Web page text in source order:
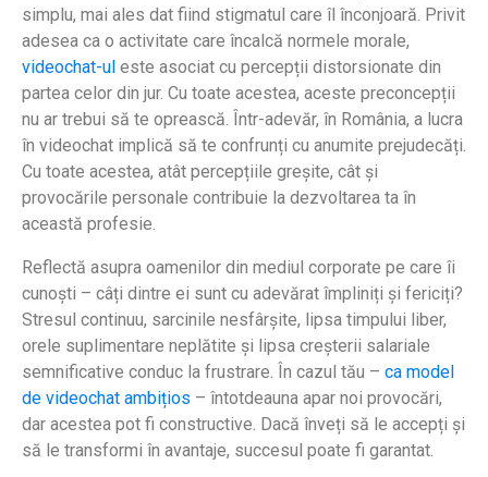
simplu, mai ales dat fiind stigmatul care îl înconjoară. Privit
adesea ca o activitate care încalcă normele morale,
videochat-ul este asociat cu percepții distorsionate din
partea celor din jur. Cu toate acestea, aceste preconcepții
nu ar trebui să te oprească. Într-adevăr, în România, a lucra
în videochat implică să te confrunți cu anumite prejudecăți.
Cu toate acestea, atât percepțiile greșite, cât și
provocările personale contribuie la dezvoltarea ta în
această profesie.
Reflectă asupra oamenilor din mediul corporate pe care îi
cunoști – câți dintre ei sunt cu adevărat împliniți și fericiți?
Stresul continuu, sarcinile nesfârșite, lipsa timpului liber,
orele suplimentare neplătite și lipsa creșterii salariale
semnificative conduc la frustrare. În cazul tău – ca model
de videochat ambițios – întotdeauna apar noi provocări,
dar acestea pot fi constructive. Dacă înveți să le accepți și
să le transformi în avantaje, succesul poate fi garantat.